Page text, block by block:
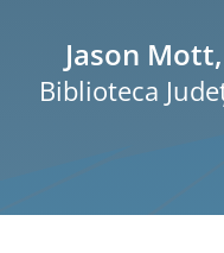
Jason
Biblioteca